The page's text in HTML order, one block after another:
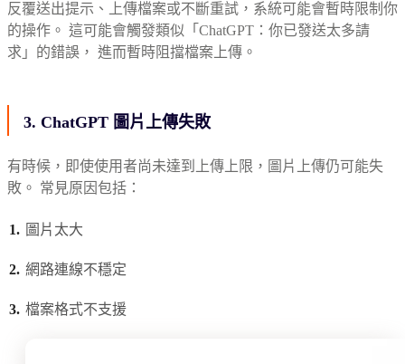
反覆送出提示、上傳檔案或不斷重試，系統可能會暫時限制你
的操作。 這可能會觸發類似「ChatGPT：你已發送太多請
求」的錯誤， 進而暫時阻擋檔案上傳。
3. ChatGPT 圖片上傳失敗
有時候，即使使用者尚未達到上傳上限，圖片上傳仍可能失
敗。 常見原因包括：
圖片太大
網路連線不穩定
檔案格式不支援